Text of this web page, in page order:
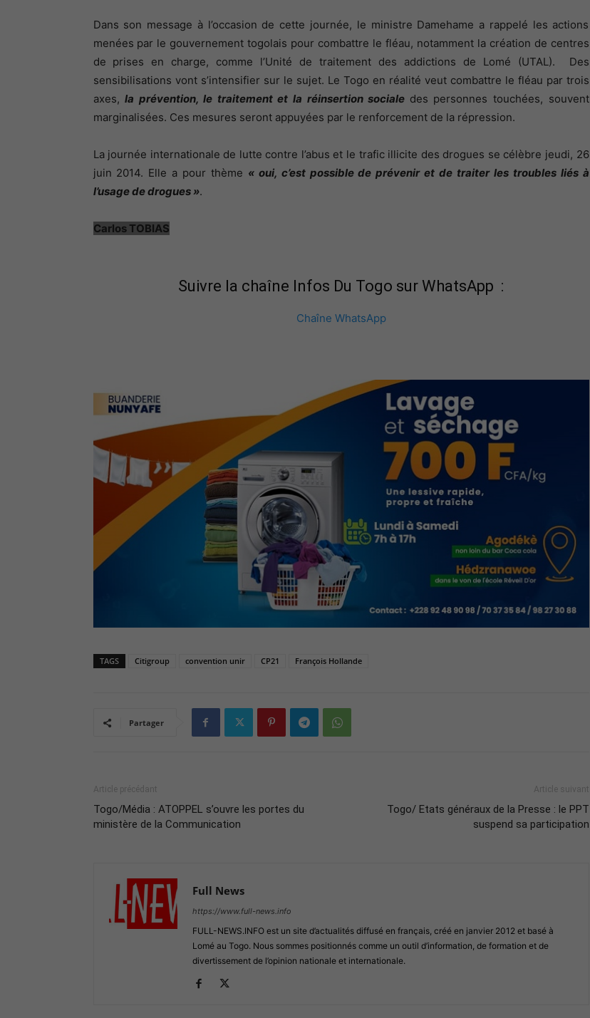
Dans son message à l’occasion de cette journée, le ministre Damehame a rappelé les actions
menées par le gouvernement togolais pour combattre le fléau, notamment la création de centres
de prises en charge, comme l’Unité de traitement des addictions de Lomé (UTAL). Des
sensibilisations vont s’intensifier sur le sujet. Le Togo en réalité veut combattre le fléau par trois
axes,la prévention, le traitement et la réinsertion sociale des personnes touchées, souvent
marginalisées. Ces mesures seront appuyées par le renforcement de la répression.
La journée internationale de lutte contre l’abus et le trafic illicite des drogues se célèbre jeudi, 26
juin 2014. Elle a pour thème « oui, c’est possible de prévenir et de traiter les troubles liés à
l’usage de drogues ».
Carlos TOBIAS
Suivre la chaîne Infos Du Togo sur WhatsApp :
Chaîne WhatsApp
TAGS Citigroup convention unir CP21 François Hollande
Partager
Article précédant
Togo/Média : ATOPPEL s’ouvre les portes du
ministère de la Communication
Article suivant
Togo/ Etats généraux de la Presse : le PPT
suspend sa participation
Full News
https://www.full-news.info
FULL-NEWS.INFO est un site d’actualités diffusé en français, créé en janvier 2012 et basé à
Lomé au Togo. Nous sommes positionnés comme un outil d’information, de formation et de
divertissement de l’opinion nationale et internationale.